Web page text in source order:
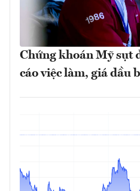
Chứng khoán Mỹ sụt
cáo việc làm, giá dầu